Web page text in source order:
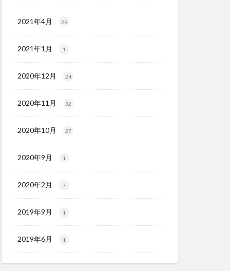
2021年4月 29
2021年1月 1
2020年12月 24
2020年11月 32
2020年10月 27
2020年9月 1
2020年2月 7
2019年9月 1
2019年6月 1